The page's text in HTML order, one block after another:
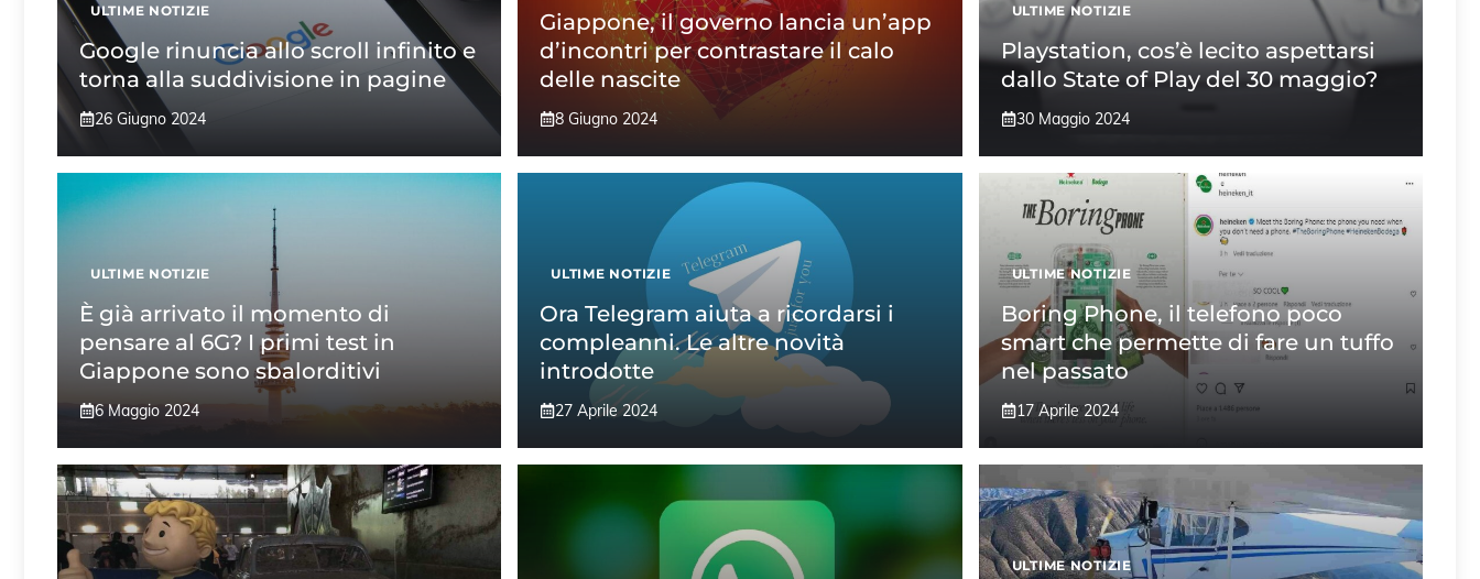
ULTIME NOTIZIE
Google rinuncia allo scroll infinito e
torna alla suddivisione in pagine
26 Giugno 2024
Giappone, il governo lancia un’app
d’incontri per contrastare il calo
delle nascite
8 Giugno 2024
ULTIME NOTIZIE
Playstation, cos’è lecito aspettarsi
dallo State of Play del 30 maggio?
30 Maggio 2024
ULTIME NOTIZIE
È già arrivato il momento di
pensare al 6G? I primi test in
Giappone sono sbalorditivi
6 Maggio 2024
ULTIME NOTIZIE
Ora Telegram aiuta a ricordarsi i
compleanni. Le altre novità
introdotte
27 Aprile 2024
ULTIME NOTIZIE
Boring Phone, il telefono poco
smart che permette di fare un tuffo
nel passato
17 Aprile 2024
ULTIME NOTIZIE